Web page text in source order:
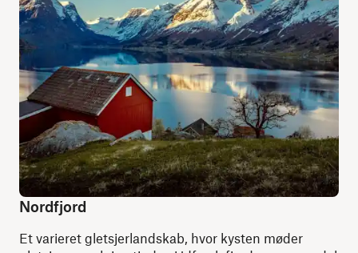
Nordfjord
Et varieret gletsjerlandskab, hvor kysten møder